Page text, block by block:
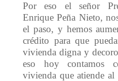
Por eso el señor
Enrique Peña Nieto,
el paso, y hemos
crédito para que
vivienda digna y
eso hoy contamos
vivienda que atiende al